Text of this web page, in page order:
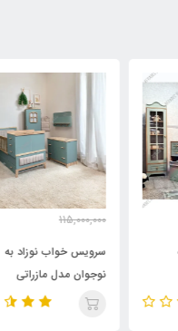
115,000,000
تومان
سرویس خواب نوزاد به
نوجوان مدل مازراتی